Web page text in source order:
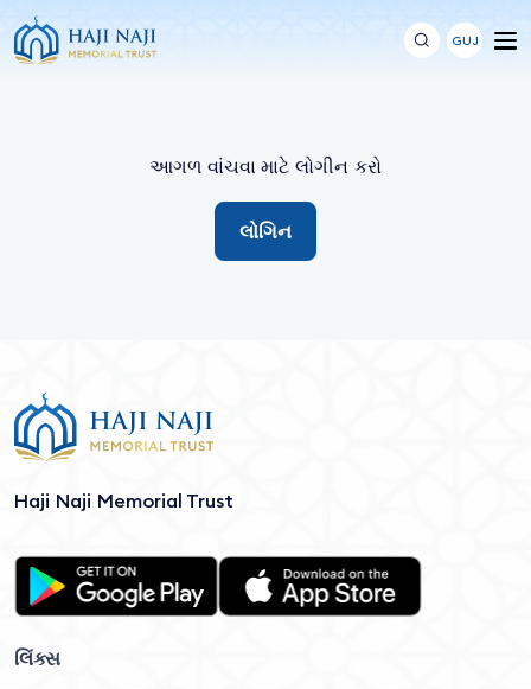
GUJ
આગળ વાંચવા માટે લોગીન કરો
લોગિન
Haji Naji Memorial Trust
લિંક્સ